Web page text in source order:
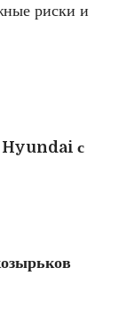
риски и
Hyundai с